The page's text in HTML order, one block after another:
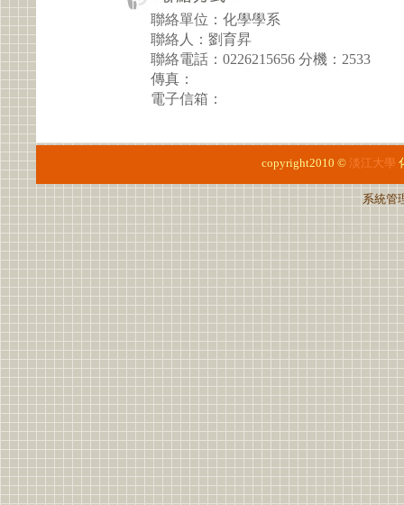
聯絡單位：化學學系
聯絡人：劉育昇
聯絡電話：0226215656 分機：2533
傳真：
電子信箱：
copyright2010 © 淡江大學
系統管